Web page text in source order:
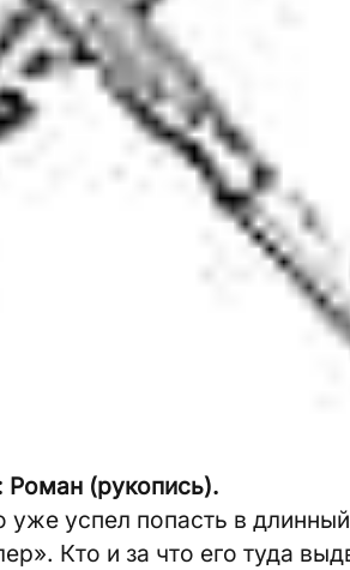
Роман (рукопись).
успел попасть в
Кто и за что его туда